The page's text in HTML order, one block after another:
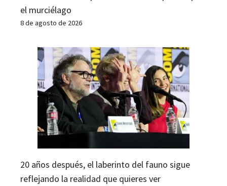
el murciélago
8 de agosto de 2026
20 años después, el laberinto del fauno sigue
reflejando la realidad que quieres ver